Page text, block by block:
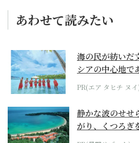
あわせて読みたい
海の民が紡いだ
シアの中心地で
らみえてくる...
PR(エア タヒチ ヌ
静かな波のせせ
がり、くつろぎ
ホテル by...